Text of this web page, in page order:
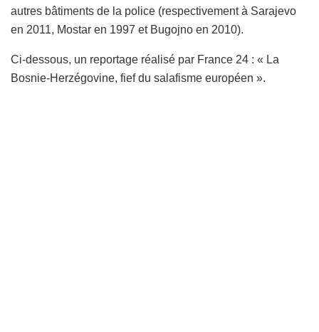
autres bâtiments de la police (respectivement à Sarajevo
en 2011, Mostar en 1997 et Bugojno en 2010).
Ci-dessous, un reportage réalisé par France 24 : « La
Bosnie-Herzégovine, fief du salafisme européen ».